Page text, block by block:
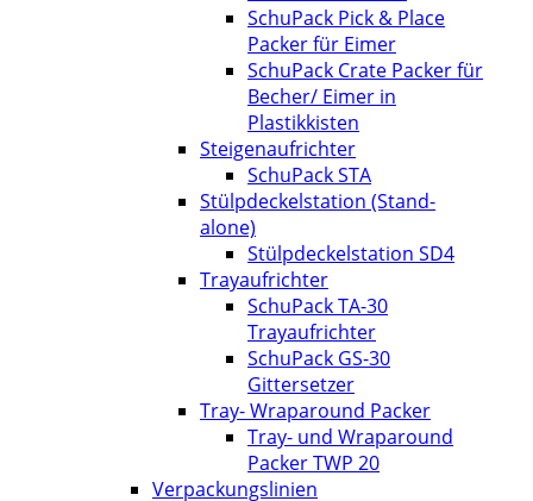
SchuPack Pick & Place
Packer für Eimer
SchuPack Crate Packer für
Becher/ Eimer in
Plastikkisten
Steigenaufrichter
SchuPack STA
Stülpdeckelstation (Stand-
alone)
Stülpdeckelstation SD4
Trayaufrichter
SchuPack TA-30
Trayaufrichter
SchuPack GS-30
Gittersetzer
Tray- Wraparound Packer
Tray- und Wraparound
Packer TWP 20
Verpackungslinien